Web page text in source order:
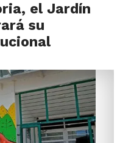
el Jardín
su